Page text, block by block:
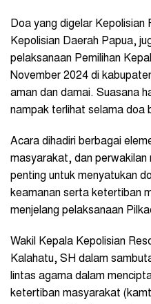
Doa yang digelar Kepolisian
Kepolisian Daerah Papua,
pelaksanaan Pemilihan
November 2024 di
aman dan damai. Suasana
nampak terlihat selama doa
Acara dihadiri berbagai
masyarakat, dan perwakilan
penting untuk menyatukan
keamanan serta ketertiban
menjelang pelaksanaan
Wakil Kepala Kepolisian
Kalahatu, SH dalam
lintas agama dalam
ketertiban masyarakat